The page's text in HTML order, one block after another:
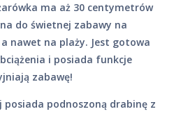
ma aż 30 centymetrów
do świetnej zabawy na
nawet na plaży. Jest gotowa
i posiada funkcje
zabawę!
posiada podnoszoną drabinę z